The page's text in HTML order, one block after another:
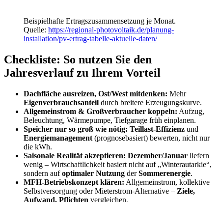
Beispielhafte Ertragszusammensetzung je Monat.
Quelle: https://regional-photovoltaik.de/planung-
installation/pv-ertrag-tabelle-aktuelle-daten/
Checkliste: So nutzen Sie den
Jahresverlauf zu Ihrem Vorteil
Dachfläche ausreizen, Ost/West mitdenken: Mehr
Eigenverbrauchsanteil durch breitere Erzeugungskurve.
Allgemeinstrom & Großverbraucher koppeln: Aufzug,
Beleuchtung, Wärmepumpe, Tiefgarage früh einplanen.
Speicher nur so groß wie nötig: Teillast-Effizienz und
Energiemanagement (prognosebasiert) bewerten, nicht nur
die kWh.
Saisonale Realität akzeptieren: Dezember/Januar liefern
wenig – Wirtschaftlichkeit basiert nicht auf „Winterautarkie“,
sondern aufoptimaler Nutzung derSommerenergie.
MFH-Betriebskonzept klären: Allgemeinstrom, kollektive
Selbstversorgung oder Mieterstrom-Alternative – Ziele,
Aufwand, Pflichten vergleichen.